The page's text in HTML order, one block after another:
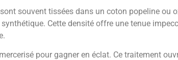
souvent tissées dans un coton popeline ou
Cette densité offre une tenue
pour gagner en éclat. Ce traitement